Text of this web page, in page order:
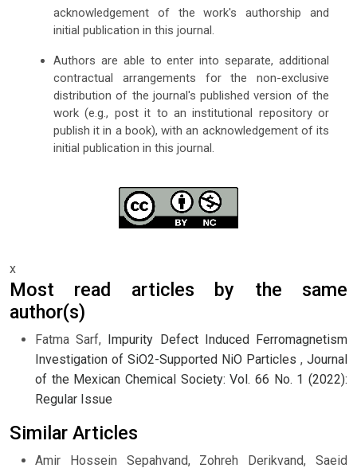
acknowledgement of the work's authorship and
initial publication in this journal.
Authors are able to enter into separate, additional
contractual arrangements for the non-exclusive
distribution of the journal's published version of the
work (e.g., post it to an institutional repository or
publish it in a book), with an acknowledgement of its
initial publication in this journal.
x
Most read articles by the same
author(s)
Fatma Sarf, Impurity Defect Induced Ferromagnetism
Investigation of SiO2-Supported NiO Particles , Journal
of the Mexican Chemical Society: Vol. 66 No. 1 (2022):
Regular Issue
Similar Articles
Amir Hossein Sepahvand, Zohreh Derikvand, Saeid